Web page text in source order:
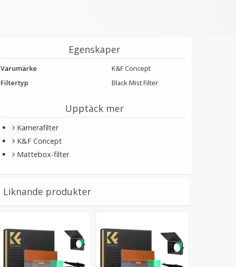
Egenskaper
Varumärke
K&F Concept
Filtertyp
Black Mist Filter
Upptäck mer
Kamerafilter
K&F Concept
Mattebox-filter
Liknande produkter